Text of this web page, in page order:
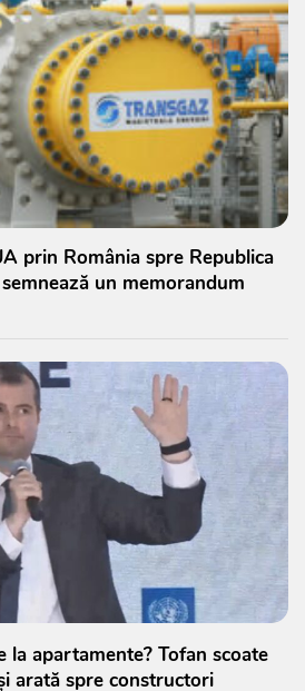
prin România spre Republica
un memorandum
la apartamente? Tofan scoate
arată spre constructori